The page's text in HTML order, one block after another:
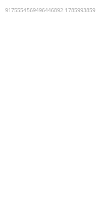
9175554569496446892:1785993859